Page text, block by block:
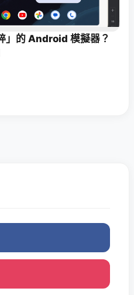
」的 Android 模擬器？